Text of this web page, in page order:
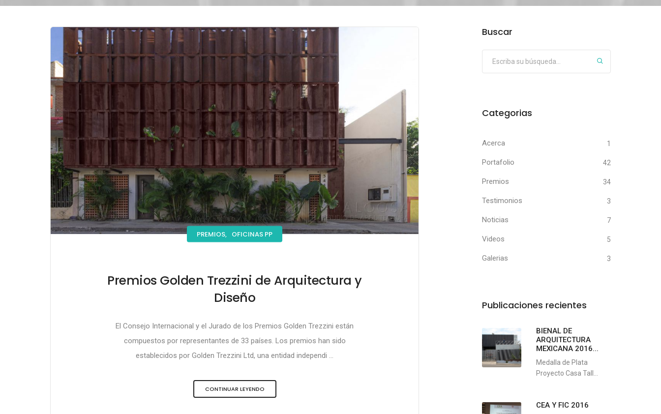
PREMIOS, OFICINAS PP
Premios Golden Trezzini de Arquitectura y
Diseño
El Consejo Internacional y el Jurado de los Premios Golden Trezzini están
compuestos por representantes de 33 países. Los premios han sido
establecidos por Golden Trezzini Ltd, una entidad independi ...
CONTINUAR LEYENDO
Buscar
Categorias
Acerca 1
Portafolio 42
Premios 34
Testimonios 3
Noticias 7
Videos 5
Galerias 3
Publicaciones recientes
BIENAL DE
ARQUITECTURA
MEXICANA 2016...
Medalla de Plata
Proyecto Casa Tall...
CEA Y FIC 2016